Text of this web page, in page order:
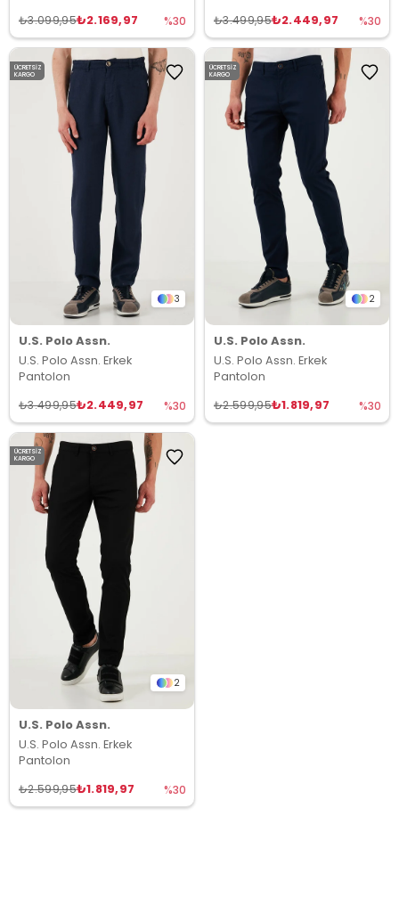
₺2.169,97
₺3.099,95 %30 ₺2.449,97
₺3.499,95 %30
3
U.S. Polo Assn.
U.S. Polo Assn. Erkek
Pantolon
₺2.449,97
₺3.499,95 %30
ÜCRETSIZ
KARGO
2
U.S. Polo Assn.
U.S. Polo Assn. Erkek
Pantolon
₺1.819,97
₺2.599,95 %30
ÜCRETSIZ
KARGO
2
U.S. Polo Assn.
U.S. Polo Assn. Erkek
Pantolon
₺1.819,97
₺2.599,95 %30
ÜCRETSIZ
KARGO